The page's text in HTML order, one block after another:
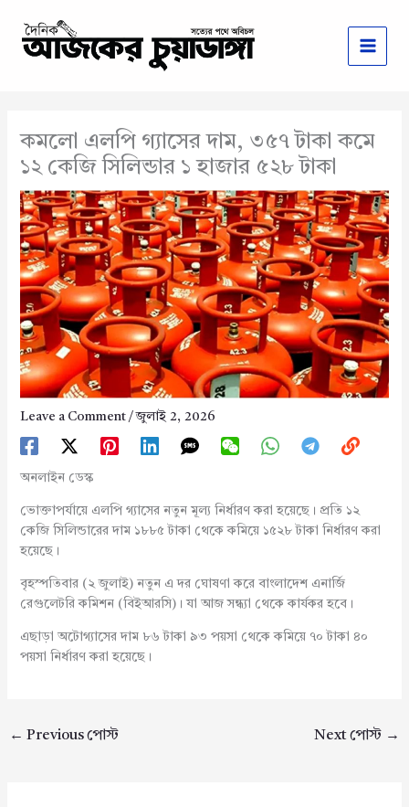
content
কমলো এলপি গ্যাসের দাম, ৩৫৭ টাকা কমে
১২ কেজি সিলিন্ডার ১ হাজার ৫২৮ টাকা
Leave a Comment /জুলাই 2, 2026
অনলাইন ডেস্ক
ভোক্তাপর্যায়ে এলপি গ্যাসের নতুন মূল্য নির্ধারণ করা হয়েছে। প্রতি ১২
কেজি সিলিন্ডারের দাম ১৮৮৫ টাকা থেকে কমিয়ে ১৫২৮ টাকা নির্ধারণ করা
হয়েছে।
বৃহস্পতিবার (২ জুলাই) নতুন এ দর ঘোষণা করে বাংলাদেশ এনার্জি
রেগুলেটরি কমিশন (বিইআরসি)। যা আজ সন্ধ্যা থেকে কার্যকর হবে।
এছাড়া অটোগ্যাসের দাম ৮৬ টাকা ৯৩ পয়সা থেকে কমিয়ে ৭০ টাকা ৪০
পয়সা নির্ধারণ করা হয়েছে।
← Previous পোস্ট Next পোস্ট →